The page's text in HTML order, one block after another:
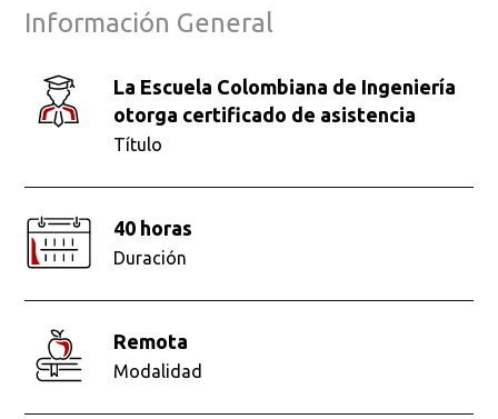
Información General
La Escuela Colombiana de Ingeniería
otorga certificado de asistencia
Título
40 horas
Duración
remota
Modalidad